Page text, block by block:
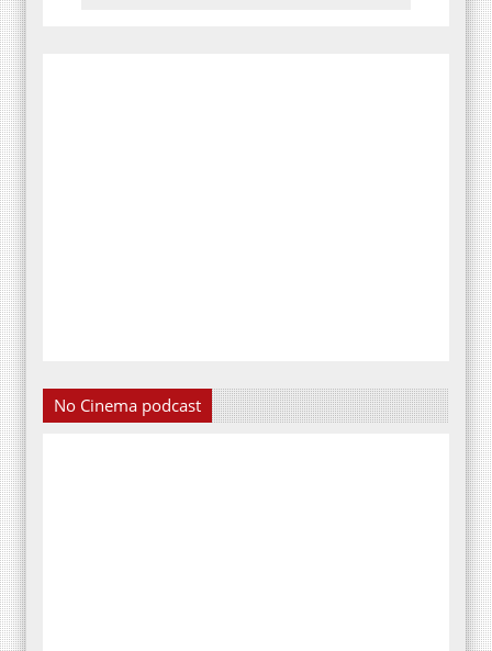
No Cinema podcast